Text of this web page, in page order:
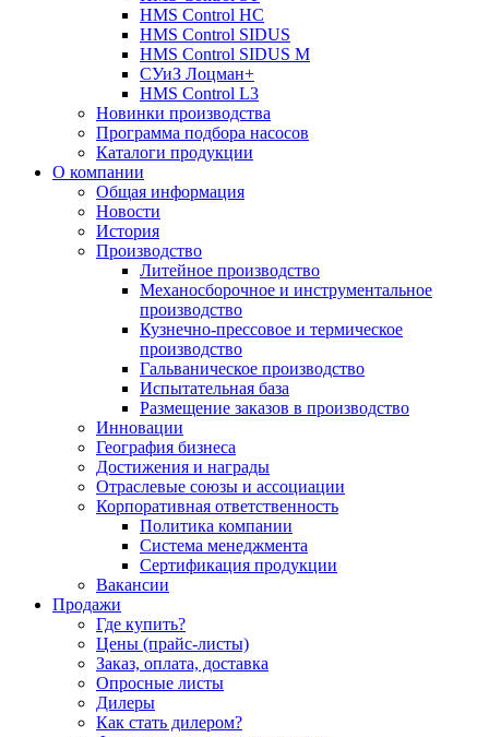
HMS Control HC
HMS Control SIDUS
HMS Control SIDUS M
СУиЗ Лоцман+
HMS Control L3
Новинки производства
Программа подбора насосов
Каталоги продукции
О компании
Общая информация
Новости
История
Производство
Литейное производство
Механосборочное и инструментальное
производство
Кузнечно-прессовое и термическое
производство
Гальваническое производство
Испытательная база
Размещение заказов в производство
Инновации
География бизнеса
Достижения и награды
Отраслевые союзы и ассоциации
Корпоративная ответственность
Политика компании
Система менеджмента
Сертификация продукции
Вакансии
Продажи
Где купить?
Цены (прайс-листы)
Заказ, оплата, доставка
Опросные листы
Дилеры
Как стать дилером?